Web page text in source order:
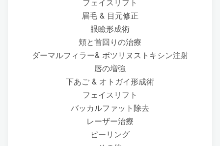
フェイスリフト
眉毛 & 目元修正
眼瞼形成術
頬と首回りの治療
ダーマルフィラー& ボツリヌストキシン注射
唇の増強
下あご & オトガイ形成術
フェイスリフト
バッカルファット除去
レーザー治療
ピーリング